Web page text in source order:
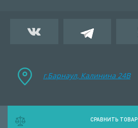
г.Барнаул, Калинина 24B
СРАВНИТЬ ТОВАР